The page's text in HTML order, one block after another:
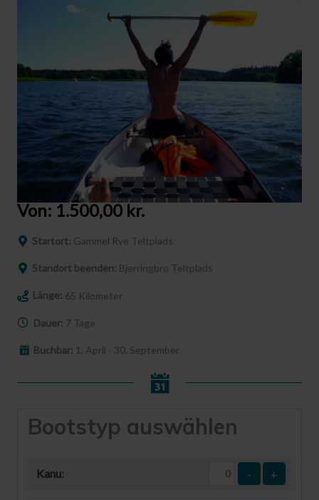
Von: 1.500,00 kr.
Startort: Gammel Rye Teltplads
Standort beenden: Bjerringbro Teltplads
Länge: 65 Kilometer
Dauer: 7 Tage
Buchbar: 1. April - 30. September
Bootstyp auswählen
Kanu: - +